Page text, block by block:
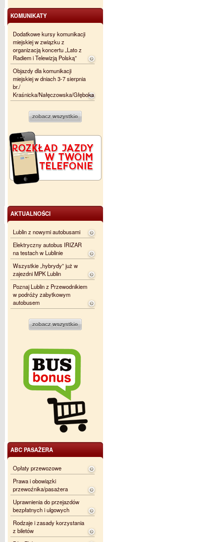
KOMUNIKATY
Dodatkowe kursy komunikacji
miejskiej w związku z
organizacją koncertu „Lato z
Radiem i Telewizją Polską”
Objazdy dla komunikacji
miejskiej w dniach 3-7 sierpnia
br./
Kraśnicka/Nałęczowska/Głęboka
AKTUALNOŚCI
Lublin z nowymi autobusami
Elektryczny autobus IRIZAR
na testach w Lublinie
Wszystkie „hybrydy” już w
zajezdni MPK Lublin
Poznaj Lublin z Przewodnikiem
w podróży zabytkowym
autobusem
ABC PASAŻERA
Opłaty przewozowe
Prawa i obowiązki
przewoźnika/pasażera
Uprawnienia do przejazdów
bezpłatnych i ulgowych
Rodzaje i zasady korzystania
z biletów